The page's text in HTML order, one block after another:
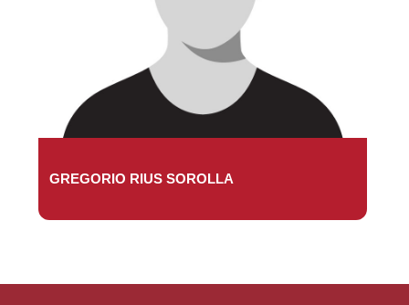
GREGORIO RIUS SOROLLA